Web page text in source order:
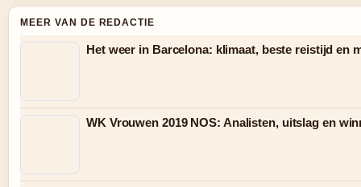
MEER VAN DE REDACTIE
Het weer in Barcelona: klimaat, beste reistijd en
WK Vrouwen 2019 NOS: Analisten, uitslag en